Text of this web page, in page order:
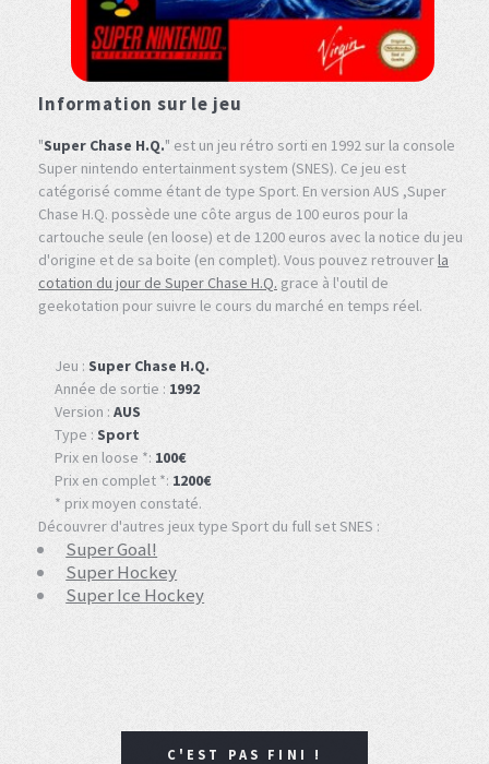
Information sur le jeu
"Super Chase H.Q." est un jeu rétro sorti en 1992 sur la console
Super nintendo entertainment system (SNES). Ce jeu est
catégorisé comme étant de type Sport. En version AUS ,Super
Chase H.Q. possède une côte argus de 100 euros pour la
cartouche seule (en loose) et de 1200 euros avec la notice du jeu
d'origine et de sa boite (en complet). Vous pouvez retrouverla
cotation du jour de Super Chase H.Q. grace à l'outil de
geekotation pour suivre le cours du marché en temps réel.
Jeu : Super Chase H.Q.
Année de sortie : 1992
Version : AUS
Type : Sport
Prix en loose *: 100€
Prix en complet *: 1200€
* prix moyen constaté.
Découvrer d'autres jeux type Sport du full set SNES :
Super Goal!
Super Hockey
Super Ice Hockey
C'EST PAS FINI !